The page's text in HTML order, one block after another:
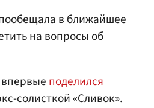
в ближайшее
на вопросы об
поделился
солисткой «Сливок».